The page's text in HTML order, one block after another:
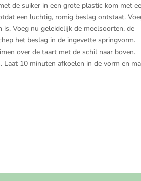
de suiker in een grote plastic kom met
een luchtig, romig beslag ontstaat.
Voeg nu geleidelijk de meelsoorten, de
het beslag in de ingevette springvorm.
over de taart met de schil naar boven.
10 minuten afkoelen in de vorm en